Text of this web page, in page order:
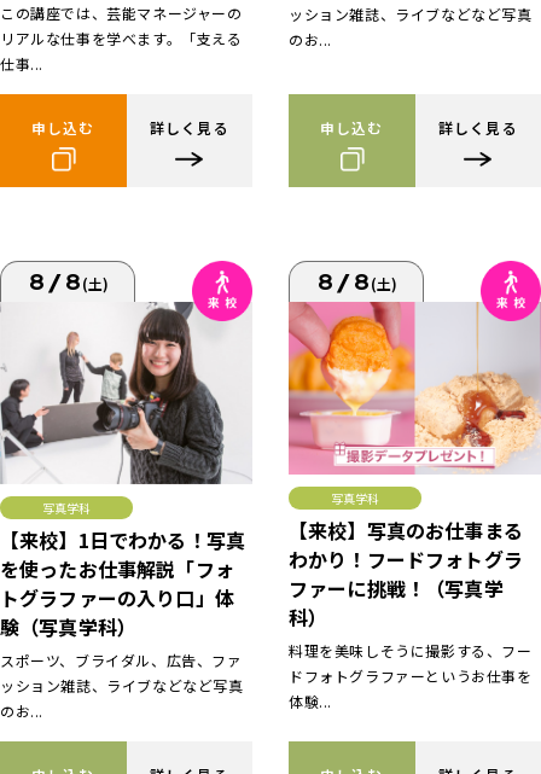
この講座では、芸能マネージャーの
リアルな仕事を学べます。「支える
仕事...
申し込む 詳しく見る
ッション雑誌、ライブなどなど写真
のお...
申し込む 詳しく見る
8/8(土)
写真学科
【来校】1日でわかる！写真
を使ったお仕事解説「フォ
トグラファーの入り口」体
験（写真学科）
スポーツ、ブライダル、広告、ファ
ッション雑誌、ライブなどなど写真
のお...
8/8(土)
写真学科
【来校】写真のお仕事まる
わかり！フードフォトグラ
ファーに挑戦！（写真学
科）
料理を美味しそうに撮影する、フー
ドフォトグラファーというお仕事を
体験...